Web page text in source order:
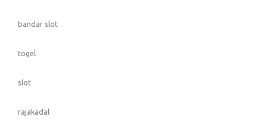
bandar slot
togel
slot
rajakadal